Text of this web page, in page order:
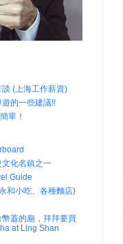
(上海工作薪資)
的一些建議!!
單！
化名鎮之一
Guide
和小吃、各種麵店)
蓋的廟，拜拜要買
at Ling Shan